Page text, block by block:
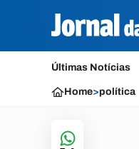
Últimas Notícias
Home>política